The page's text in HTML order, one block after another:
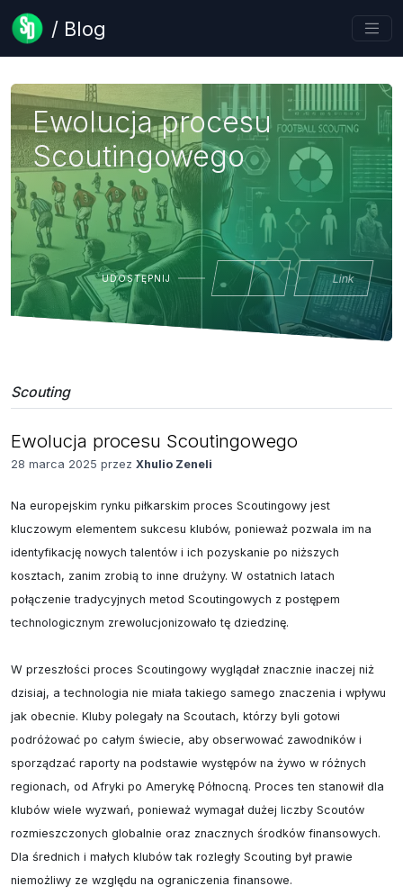
/ Blog
Ewolucja procesu
Scoutingowego
UDOSTĘPNIJ Link
Scouting
Ewolucja procesu Scoutingowego
28 marca 2025 przez Xhulio Zeneli
Na europejskim rynku piłkarskim proces Scoutingowy jest
kluczowym elementem sukcesu klubów, ponieważ pozwala im na
identyfikację nowych talentów i ich pozyskanie po niższych
kosztach, zanim zrobią to inne drużyny. W ostatnich latach
połączenie tradycyjnych metod Scoutingowych z postępem
technologicznym zrewolucjonizowało tę dziedzinę.
W przeszłości proces Scoutingowy wyglądał znacznie inaczej niż
dzisiaj, a technologia nie miała takiego samego znaczenia i wpływu
jak obecnie. Kluby polegały na Scoutach, którzy byli gotowi
podróżować po całym świecie, aby obserwować zawodników i
sporządzać raporty na podstawie występów na żywo w różnych
regionach, od Afryki po Amerykę Północną. Proces ten stanowił dla
klubów wiele wyzwań, ponieważ wymagał dużej liczby Scoutów
rozmieszczonych globalnie oraz znacznych środków finansowych.
Dla średnich i małych klubów tak rozległy Scouting był prawie
niemożliwy ze względu na ograniczenia finansowe.